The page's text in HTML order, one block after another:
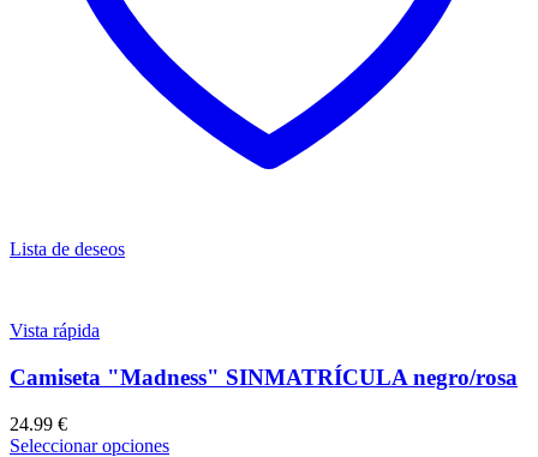
Lista de deseos
Vista rápida
Camiseta "Madness" SINMATRÍCULA negro/rosa
24.99 €
Seleccionar opciones